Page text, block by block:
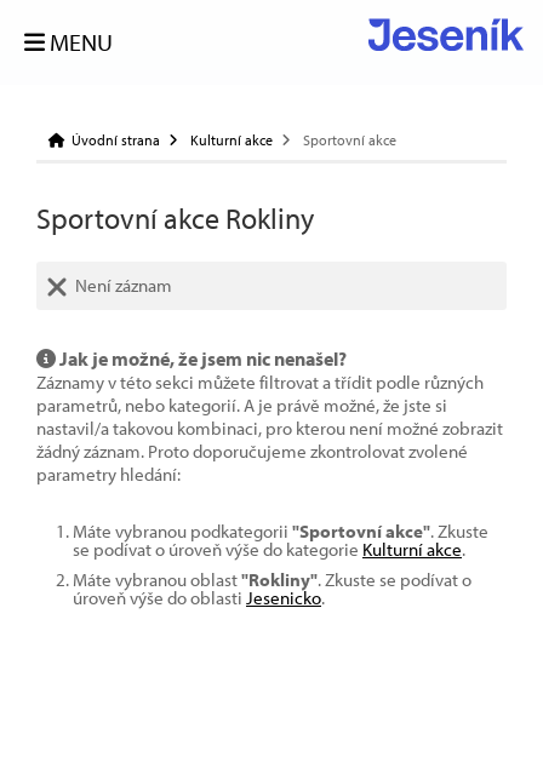
MENU
Úvodní strana Kulturní akce Sportovní akce
Sportovní akce Rokliny
Není záznam
Jak je možné, že jsem nic nenašel?
Záznamy v této sekci můžete filtrovat a třídit podle různých
parametrů, nebo kategorií. A je právě možné, že jste si
nastavil/a takovou kombinaci, pro kterou není možné zobrazit
žádný záznam. Proto doporučujeme zkontrolovat zvolené
parametry hledání:
Máte vybranou podkategorii "Sportovní akce". Zkuste
se podívat o úroveň výše do kategorie Kulturní akce.
Máte vybranou oblast"Rokliny". Zkuste se podívat o
úroveň výše do oblasti Jesenicko.